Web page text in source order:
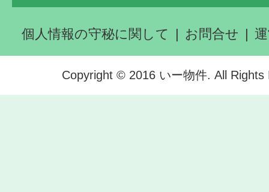
個人情報の守秘に関して お問合せ
Copyright © 2016 いー物件. All Rights